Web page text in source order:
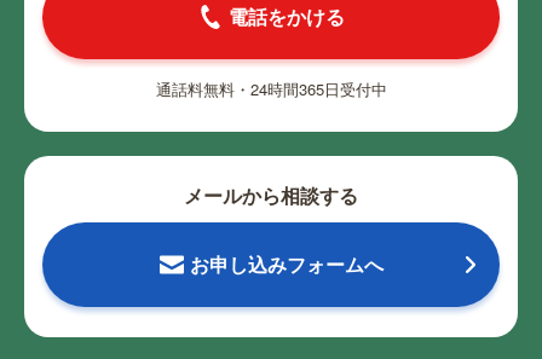
電話をかける
通話料無料・24時間365日受付中
メールから相談する
お申し込みフォームへ